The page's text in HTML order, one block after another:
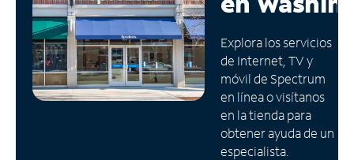
Administrar
cuenta
Encuentra
una
tienda
Explora los servicios
de Internet, TV y
móvil de Spectrum
en línea o visítanos
en la tienda para
obtener ayuda de un
especialista.